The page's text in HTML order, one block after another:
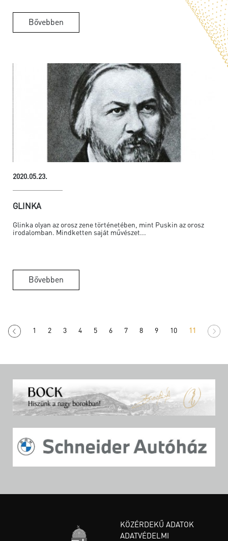
Bővebben
2020.05.23.
GLINKA
Glinka olyan az orosz zene történetében, mint Puskin az orosz
irodalomban. Mindketten saját művészet...
Bővebben
1 2 3 4 5 6 7 8 9 10 11
KÖZÉRDEKŰ ADATOK
ADATVÉDELMI